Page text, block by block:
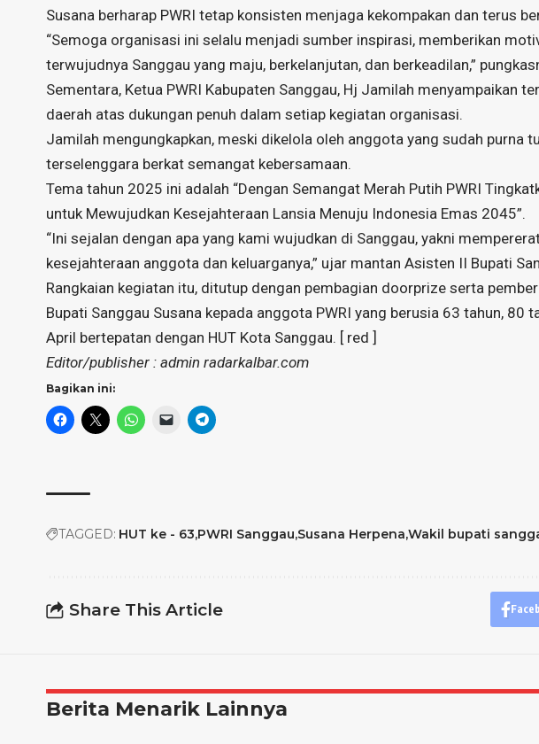
Susana berharap PWRI tetap konsisten menjaga kekompakan dan terus
“Semoga organisasi ini selalu menjadi sumber inspirasi, memberikan
terwujudnya Sanggau yang maju, berkelanjutan, dan berkeadilan,”
Sementara, Ketua PWRI Kabupaten Sanggau, Hj Jamilah menyampaikan
daerah atas dukungan penuh dalam setiap kegiatan organisasi.
Jamilah mengungkapkan, meski dikelola oleh anggota yang sudah purna
terselenggara berkat semangat kebersamaan.
Tema tahun 2025 ini adalah “Dengan Semangat Merah Putih PWRI
untuk Mewujudkan Kesejahteraan Lansia Menuju Indonesia Emas 2045”.
“Ini sejalan dengan apa yang kami wujudkan di Sanggau, yakni
kesejahteraan anggota dan keluarganya,” ujar mantan Asisten II Bupati
Rangkaian kegiatan itu, ditutup dengan pembagian doorprize serta
Bupati Sanggau Susana kepada anggota PWRI yang berusia 63 tahun, 80
April bertepatan dengan HUT Kota Sanggau. [ red ]
Editor/publisher : admin radarkalbar.com
Bagikan ini:
TAGGED: HUT ke - 63 PWRI Sanggau Susana Herpena Wakil bupati
Share This Article
Berita Menarik Lainnya